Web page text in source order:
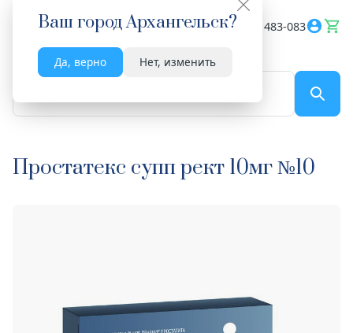
Ваш городАрхангельск?
Да, верно Нет, изменить
Весь сайт 8182 483-083
Простатекс супп рект 10мг №10